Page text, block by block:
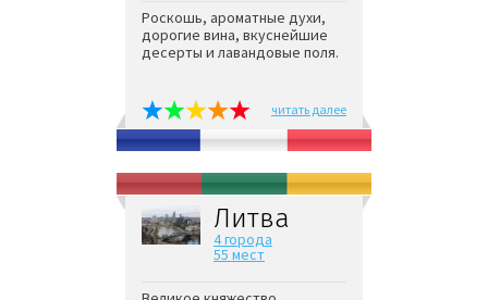
Роскошь, ароматные духи,
дорогие вина, вкуснейшие
десерты и лавандовые поля.
читать далее
Литва
4 города
55 мест